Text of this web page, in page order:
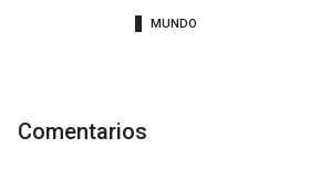
MUNDO
Comentarios